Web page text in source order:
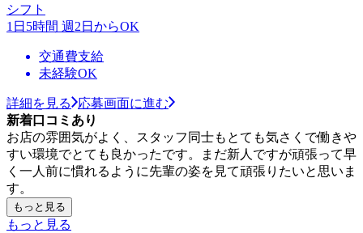
シフト
1日5時間 週2日からOK
交通費支給
未経験OK
詳細を見る
応募画面に進む
新着口コミあり
お店の雰囲気がよく、スタッフ同士もとても気さくで働きや
すい環境でとても良かったです。まだ新人ですが頑張って早
く一人前に慣れるように先輩の姿を見て頑張りたいと思いま
す。
もっと見る
もっと見る